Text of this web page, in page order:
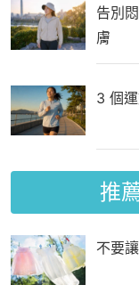
告別
膚
3 個
推
不要